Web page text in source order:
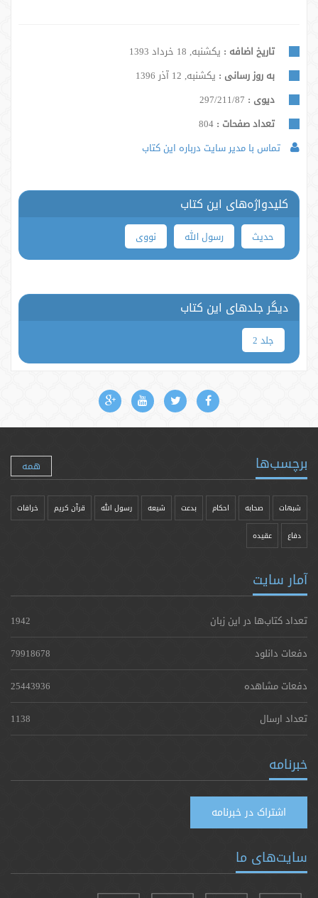
تاریخ اضافه : یکشنبه, 18 خرداد 1393
به روز رسانی : یکشنبه, 12 آذر 1396
دیوی : 297/211/87
تعداد صفحات :
تماس با مدیر سایت درباره این کتاب
کلیدواژه‌های این کتاب
حدیث رسول الله نووی
دیگر جلدهای این کتاب
جلد 2
برچسب‌ها همه
شبهات صحابه احکام بدعت شیعه رسول الله قرآن کریم خرافات
دفاع عقیده
آمار سایت
تعداد کتاب‌ها در این زبان
1942
دفعات دانلود
79918678
دفعات مشاهده
25443936
تعداد ارسال
1138
خبرنامه
اشتراک در خبرنامه
سایت‌های ما